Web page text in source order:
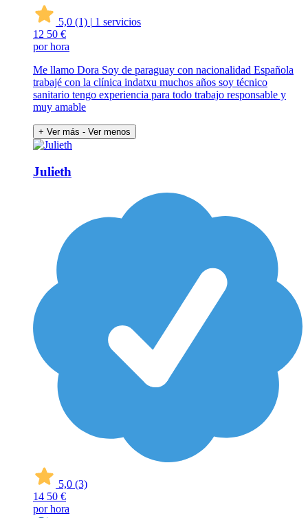
5,0 (1) | 1 servicios
12 50 €
por hora
Me llamo Dora Soy de paraguay con nacionalidad Española
trabajé con la clínica indatxu muchos años soy técnico
sanitario tengo experiencia para todo trabajo responsable y
muy amable
+ Ver más - Ver menos
Julieth
5,0 (3)
14 50 €
por hora